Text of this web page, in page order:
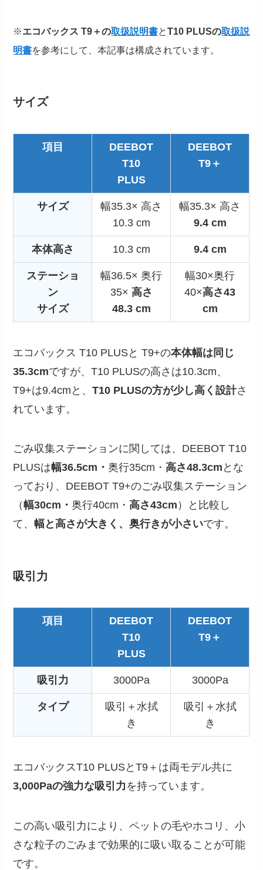
※エコバックス T9＋の取扱説明書とT10 PLUSの取扱説
明書を参考にして、本記事は構成されています。
サイズ
項目
DEEBOT
T10
PLUS
DEEBOT
T9＋
サイズ
幅35.3× 高さ
10.3 cm
幅35.3× 高さ
9.4 cm
本体高さ 10.3 cm 9.4 cm
ステーショ
ン
サイズ
幅36.5× 奥行
35× 高さ
48.3 cm
幅30×奥行
40×高さ43
cm
エコバックス T10 PLUSと T9+の本体幅は同じ
35.3cmですが、T10 PLUSの高さは10.3cm、
T9+は9.4cmと、T10 PLUSの方が少し高く設計さ
れています。
ごみ収集ステーションに関しては、DEEBOT T10
PLUSは幅36.5cm・奥行35cm・高さ48.3cm とな
っており、DEEBOT T9+のごみ収集ステーション
（幅30cm・奥行40cm・高さ43cm ）と比較し
て、幅と高さが大きく、奥行きが小さいです。
吸引力
項目
DEEBOT
T10
PLUS
DEEBOT
T9＋
吸引力 3000Pa 3000Pa
タイプ
吸引＋水拭
き
吸引＋水拭
き
エコバックスT10 PLUSとT9＋は両モデル共に
3,000Paの強力な吸引力 を持っています。
この高い吸引力により、ペットの毛やホコリ、小
さな粒子のごみまで効果的に吸い取ることが可能
です。